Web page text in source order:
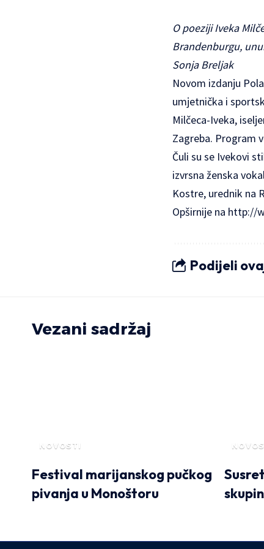
O poeziji Iveka
Brandenburgu,
Sonja Breljak
Novom izdanju
umjetnička i
Milčeca-Iveka,
Zagreba. Program
Čuli su se Ivekovi
izvrsna ženska
Kostre, urednik na
Opširnije na http://
Podijeli
Vezani sadržaj
NOVOSTI
Festival marijanskog pučkog
pivanja u Monoštoru